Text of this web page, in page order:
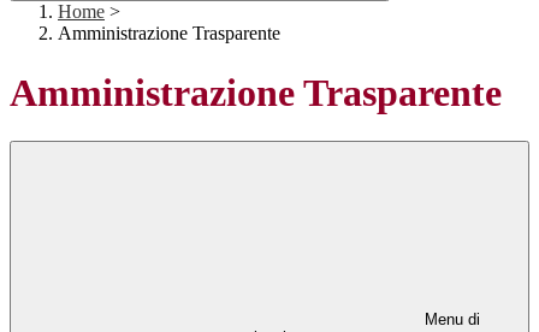
Home >
Amministrazione Trasparente
Amministrazione Trasparente
Menu di